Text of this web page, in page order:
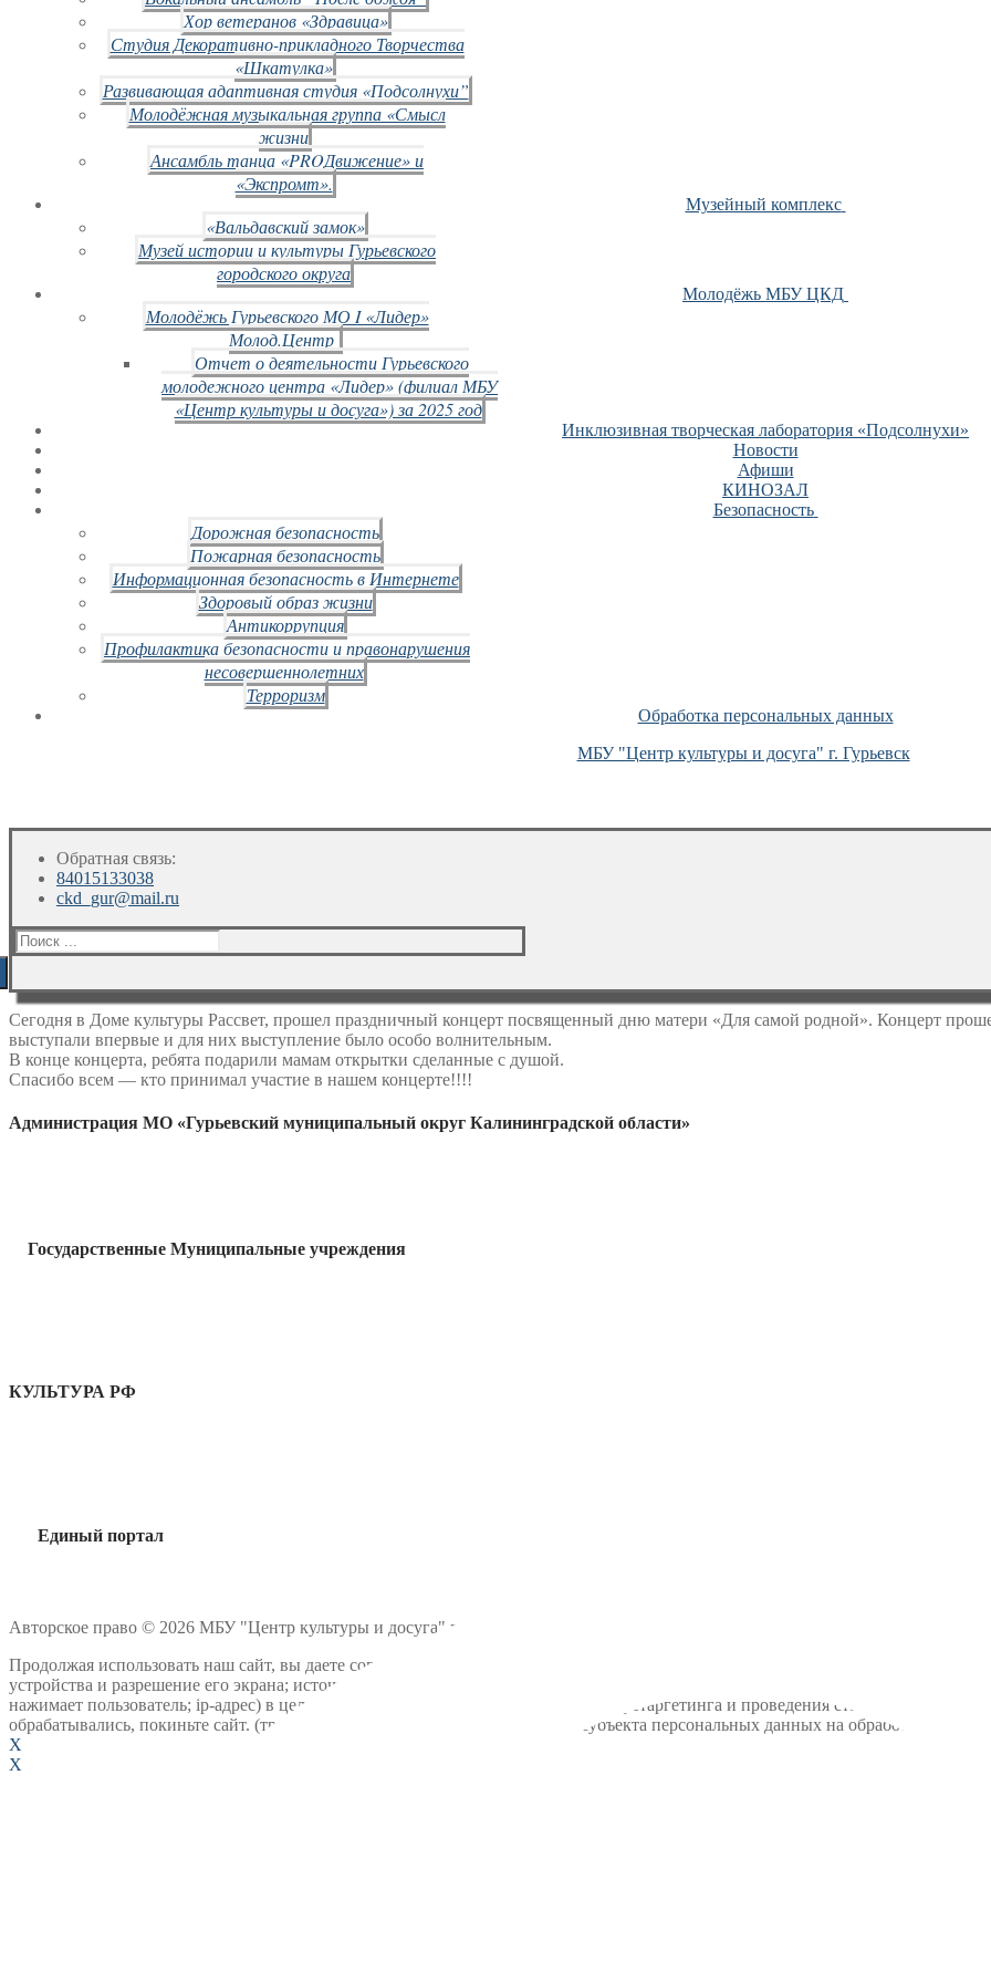
Хор ветеранов «Здравица»
Студия Декоративно-прикладного Творчества
«Шкатулка»
Развивающая адаптивная студия «Подсолнухи”
Молодёжная музыкальная группа «Смысл
жизни
Ансамбль танца «PROДвижение» и
«Экспромт».
Музейный комплекс
«Вальдавский замок»
Музей истории и культуры Гурьевского
городского округа
Молодёжь МБУ ЦКД
Молодёжь Гурьевского МО I «Лидер»
Молод.Центр
Отчет о деятельности Гурьевского
молодежного центра «Лидер» (филиал МБУ
«Центр культуры и досуга») за 2025 год
Инклюзивная творческая лаборатория «Подсолнухи»
Новости
Афиши
КИНОЗАЛ
Безопасность
Дорожная безопасность
Пожарная безопасность
Информационная безопасность в Интернете
Здоровый образ жизни
Антикоррупция
Профилактика безопасности и правонарушения
несовершеннолетних
Терроризм
Обработка персональных данных
МБУ "Центр культуры и досуга" г. Гурьевск
Обратная связь:
84015133038
ckd_gur@mail.ru
Искать:
Сегодня в Доме культуры Рассвет, прошел праздничный концерт посвященный дню матери «Для самой родной». Концерт
выступали впервые и для них выступление было особо волнительным.
В конце концерта, ребята подарили мамам открытки сделанные с душой.
Спасибо всем — кто принимал участие в нашем концерте!!!!
Администрация МО «Гурьевский муниципальный округ Калининградской области»
Государственные Муниципальные учреждения
КУЛЬТУРА РФ
Единый портал
Авторское право © 2026 МБУ "Центр культуры и досуга" г. Гурьевск
Продолжая использовать наш сайт, вы даете согласие на обработку файлов cookie, пользовательских данных (сведения о
устройства и разрешение его экрана; источник откуда пришел на сайт пользователь; с какого сайта или по какой рекламе;
нажимает пользователь; ip-адрес) в целях функционирования сайта, проведения ретаргетинга и проведения статистических
обрабатывались, покиньте сайт. (требование ФЗ №152. Статья 9 "Согласие субъекта персональных данных на обработку его
X
X